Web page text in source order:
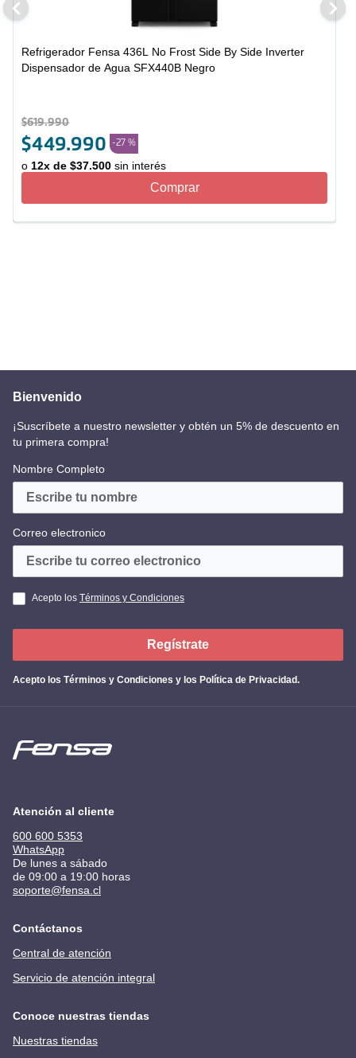
Refrigerador Fensa 436L No Frost Side By Side Inverter
Dispensador de Agua SFX440B Negro
$619.990
$449.990 -27 %
o 12x de $37.500 sin interés
Comprar
Bienvenido
¡Suscríbete a nuestro newsletter y obtén un 5% de descuento en
tu primera compra!
Nombre Completo
Correo electronico
Acepto los Términos y Condiciones
Acepto los Términos y Condiciones y los Política de Privacidad.
Regístrate
Atención al cliente
600 600 5353
WhatsApp
De lunes a sábado
de 09:00 a 19:00 horas
soporte@fensa.cl
Contáctanos
Central de atención
Servicio de atención integral
Conoce nuestras tiendas
Nuestras tiendas